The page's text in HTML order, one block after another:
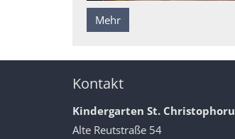
Mehr
Kontakt
Kindergarten St.
Alte Reutstraße 54